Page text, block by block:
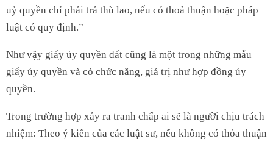
uỷ quyền chỉ phải trả thù lao, nếu có thoả thuận hoặc pháp
luật có quy định.”
Như vậy giấy ủy quyền đất cũng là một trong những mẫu
giấy ủy quyền và có chức năng, giá trị như hợp đồng ủy
quyền.
Trong trường hợp xảy ra tranh chấp ai sẽ là người chịu trách
nhiệm: Theo ý kiến của các luật sư, nếu không có thỏa thuận